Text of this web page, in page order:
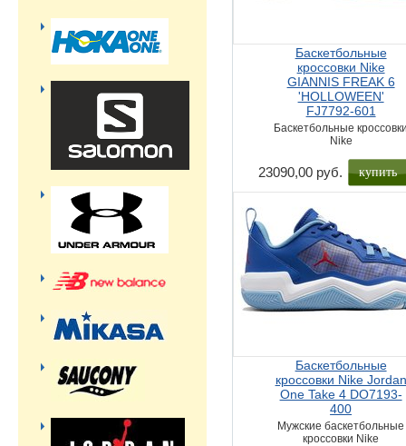
Баскетбольные
кроссовки Nike
GIANNIS FREAK 6
'HOLLOWEEN'
FJ7792-601
Баскетбольные
Nike
23090,00 руб. купить
Баскетбольные
кроссовки Nike Jordan
One Take 4 DO7193-
400
Мужские баскетбольные
кроссовки Nike